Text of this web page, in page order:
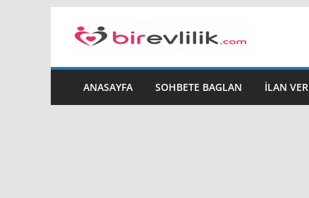
ANASAYFA SOHBETE BAGLAN İLAN VER